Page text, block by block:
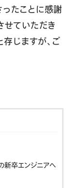
たことに感謝
せていただき
じますが、ご
新卒エンジニアへ